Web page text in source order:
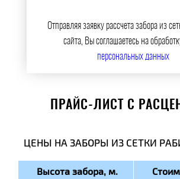
Отправляя заявку рассчета забора из
сайта, Вы соглашаетесь на
персональных данных
ПРАЙС-ЛИСТ С
ЦЕНЫ НА ЗАБОРЫ ИЗ СЕТКИ
Высота забора, м.